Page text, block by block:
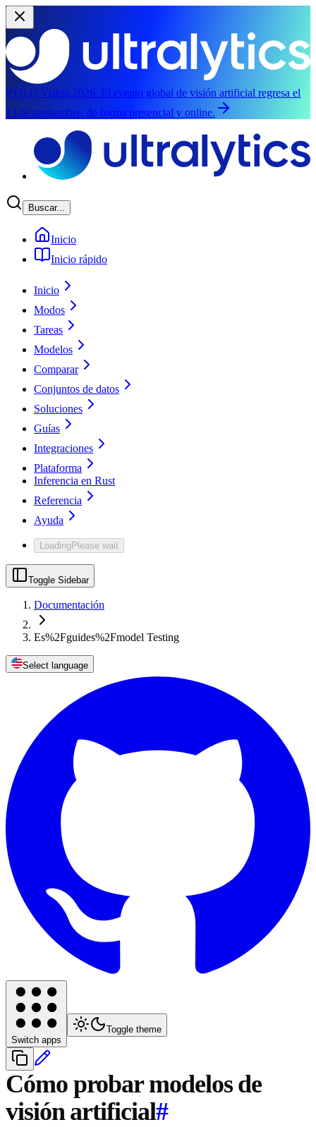
YOLO Vision 2026: El evento global de visión artificial regresa el
13 de septiembre, de forma presencial y online.
Buscar...
Inicio
Inicio rápido
Inicio
Modos
Tareas
Modelos
Comparar
Conjuntos de datos
Soluciones
Guías
Integraciones
Plataforma
Inferencia en Rust
Referencia
Ayuda
LoadingPlease wait
Toggle Sidebar
Documentación
Es%2Fguides%2Fmodel Testing
Select language
Switch apps
Toggle theme
Cómo probar modelos de
visión artificial#